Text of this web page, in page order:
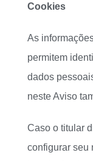
Cookies
As
permitem
dados
neste Aviso
Caso o titular
configurar seu